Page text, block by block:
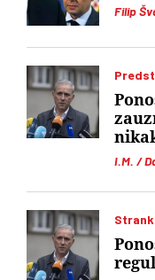
Filip
I.M. /